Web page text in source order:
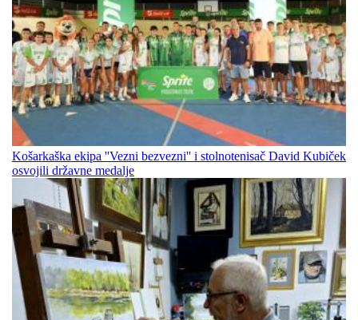
Košarkaška ekipa ''Vezni bezvezni'' i stolnotenisač David Kubiček
osvojili državne medalje